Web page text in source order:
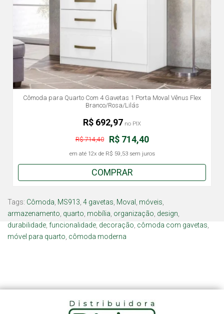
Cômoda para Quarto Com 4 Gavetas 1 Porta Moval Vênus Flex
Branco/Rosa/Lilás
R$ 714,40
R$ 714,40
em até 12x de R$ 59,53sem juros
R$ 692,97 no PIX
COMPRAR
Tags: Cômoda MS913 4 gavetas Moval móveis
armazenamento quarto mobília organização design
durabilidade funcionalidade decoração cômoda com gavetas
móvel para quarto cômoda moderna